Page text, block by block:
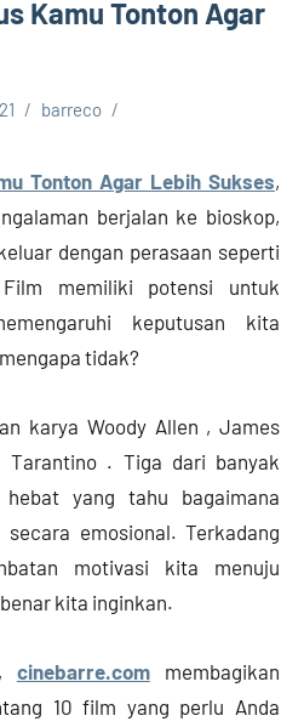
Rilis,
Download
Kamu Tonton Agar
barreco
Tonton Agar Lebih Sukses,
berjalan ke bioskop,
dengan perasaan seperti
memiliki potensi untuk
keputusan kita
tidak?
karya Woody Allen , James
Tarantino . Tiga dari banyak
yang tahu bagaimana
emosional. Terkadang
motivasi kita menuju
kita inginkan.
cinebarre.commembagikan
10 film yang perlu Anda